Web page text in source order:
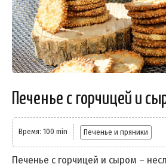
Печенье с горчицей и
Время: 100 min Печенье и пряники
Печенье с горчицей и сыром –